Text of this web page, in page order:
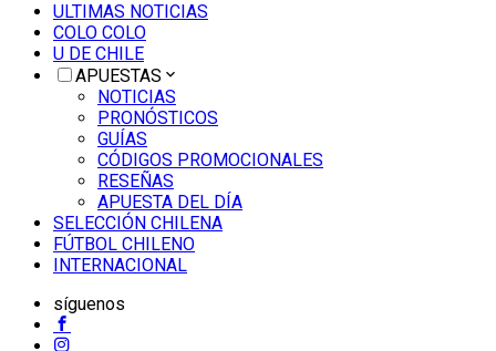
ULTIMAS NOTICIAS
COLO COLO
U DE CHILE
APUESTAS
NOTICIAS
PRONÓSTICOS
GUÍAS
CÓDIGOS PROMOCIONALES
RESEÑAS
APUESTA DEL DÍA
SELECCIÓN CHILENA
FÚTBOL CHILENO
INTERNACIONAL
síguenos